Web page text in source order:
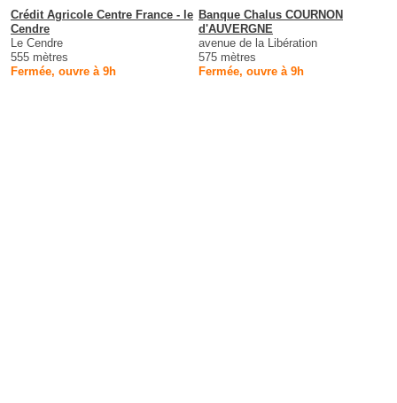
Crédit Agricole Centre France - le
Cendre
Le Cendre
555 mètres
Fermée, ouvre à 9h
Banque Chalus COURNON
d'AUVERGNE
avenue de la Libération
575 mètres
Fermée, ouvre à 9h